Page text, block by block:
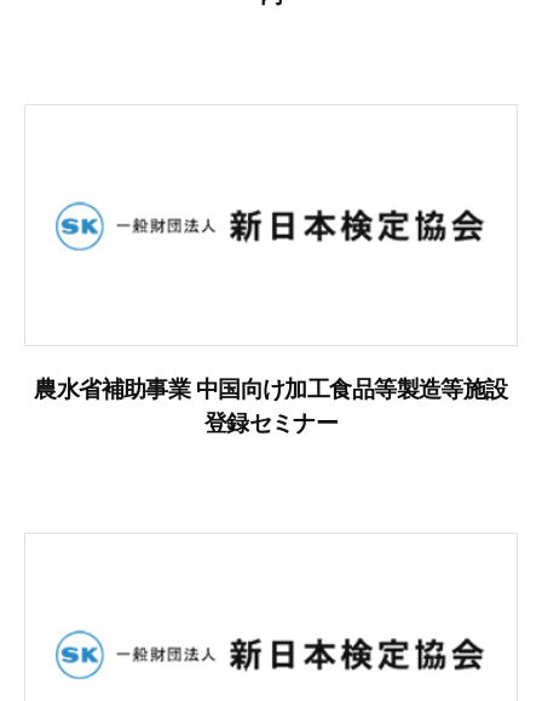
農水省補助事業 中国向け加工食品等製造等施設
登録セミナー